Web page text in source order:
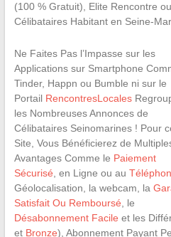
(100 % Gratuit), Elite Rencontre
Célibataires Habitant en Seine-
Ne Faites Pas l’Impasse sur les
Applications sur Smartphone
Tinder, Happn ou Bumble ni sur le
Portail RencontresLocales
les Nombreuses Annonces de
Célibataires Seinomarines ! Pour
Site, Vous Bénéficierez de
Avantages Comme le Paiement
Sécurisé , en Ligne ou au
Géolocalisation, la webcam, la
Satisfait Ou Remboursé , le
Désabonnement Facile et les
et Bronze), Abonnement Payant